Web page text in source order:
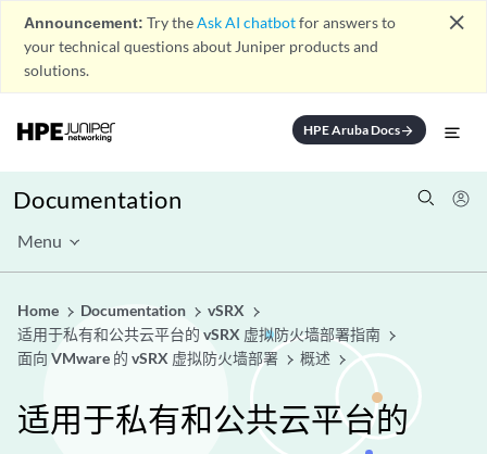
Announcement: Try theAsk AI chatbotfor answers to
your technical questions about Juniper products and
solutions.
close
HPE Aruba Docsarrow_forward
Documentation
Menu
Home Documentation
vSRX
适用于私有和公共云平台的 vSRX 虚拟防火墙部署指南
面向 VMware 的 vSRX 虚拟防火墙部署
概述
适用于私有和公共云平台的